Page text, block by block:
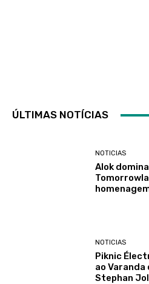
ÚLTIMAS NOTÍCIAS
NOTICIAS
Alok
NOTICIAS
Piknic
ao Varanda
Stephan